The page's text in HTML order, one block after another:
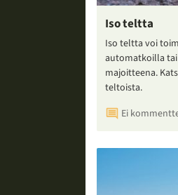
Iso teltta
Iso teltta voi
automatkoilla
majoitteena.
teltoista.
Ei